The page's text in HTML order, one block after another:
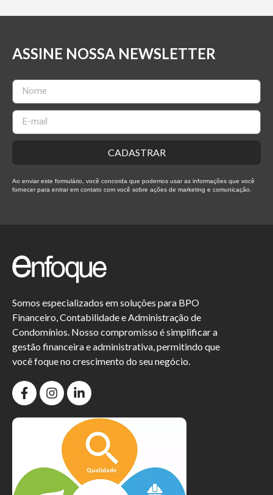
ASSINE NOSSA NEWSLETTER
CADASTRAR
Ao enviar este formulário, você concorda que podemos usar as informações que você
fornecer para entrar em contato com você sobre ações de marketing e comunicação.
Somos especializados em soluções para BPO
Financeiro, Contabilidade e Administração de
Condomínios. Nosso compromisso é simplificar a
gestão financeira e administrativa, permitindo que
você foque no crescimento do seu negócio.